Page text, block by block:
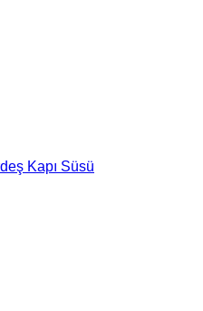
Kapı Süsü